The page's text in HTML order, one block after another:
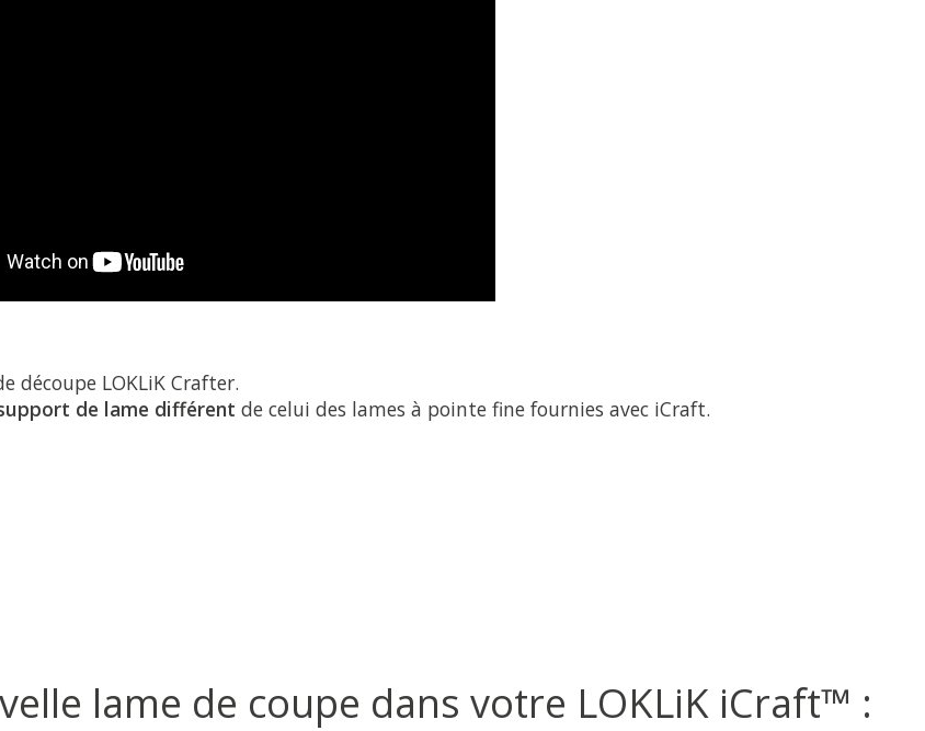
découpe LOKLiK Crafter.
de lame différent de celui des lames à pointe fine fournies avec iCraft.
lame de coupe dans votre LOKLiK iCraft™ :